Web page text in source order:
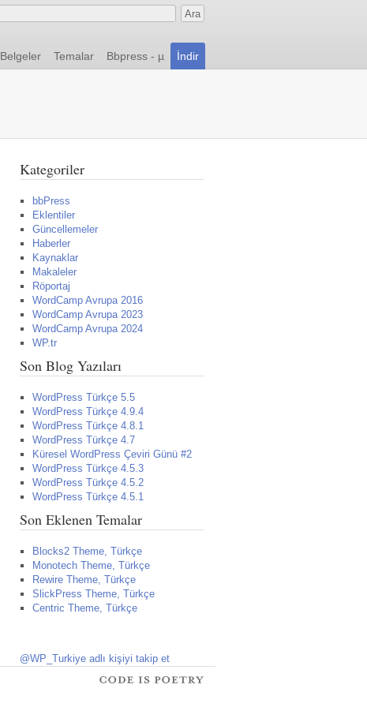
Belgeler Temalar Bbpress - µ İndir
Kategoriler
bbPress
Eklentiler
Güncellemeler
Haberler
Kaynaklar
Makaleler
Röportaj
WordCamp Avrupa 2016
WordCamp Avrupa 2023
WordCamp Avrupa 2024
WP.tr
Son Blog Yazıları
WordPress Türkçe 5.5
WordPress Türkçe 4.9.4
WordPress Türkçe 4.8.1
WordPress Türkçe 4.7
Küresel WordPress Çeviri Günü #2
WordPress Türkçe 4.5.3
WordPress Türkçe 4.5.2
WordPress Türkçe 4.5.1
Son Eklenen Temalar
Blocks2 Theme, Türkçe
Monotech Theme, Türkçe
Rewire Theme, Türkçe
SlickPress Theme, Türkçe
Centric Theme, Türkçe
@WP_Turkiye adlı kişiyi takip et